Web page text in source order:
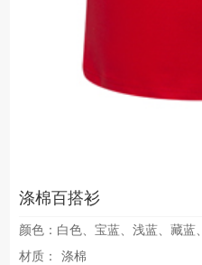
涤棉百搭衫
颜色：白色、宝蓝、浅蓝、藏蓝
材质：
涤棉